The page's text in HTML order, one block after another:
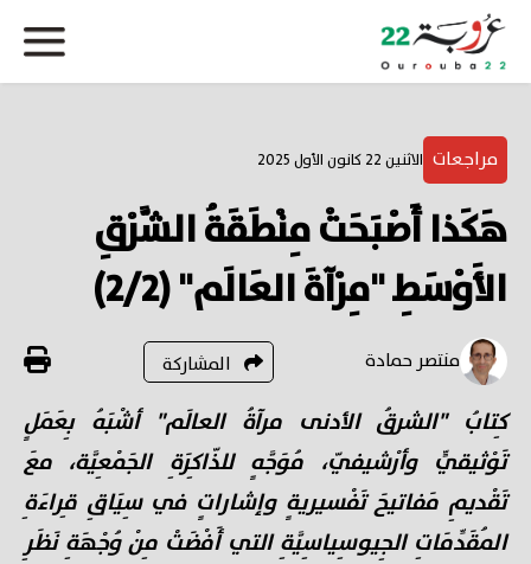
مراجعات الاثنين 22 كانون الأول 2025
هَكَذا أَصْبَحَتْ مِنْطَقَةُ الشَّرْقِ
الأَوْسَطِ "مِرْآةَ العَالَم" (2/2)
منتصر حمادة المشاركة
كِتابُ"الشرقُ الأدنى مرآةُ العالَم" أشْبَهُ بِعَمَلٍ
تَوْثيقيٍّ وأرْشيفيّ، مُوَجَّهٍ للذّاكِرَةِ الجَمْعِيَّة، معَ
تَقْديمِ مَفاتيحَ تَفْسيريةٍ وإشاراتٍ في سِيَاقِ قِراءَةِ
المُقَدِّمَاتِ الجِيوسِياسِيَّةِ التي أَفْضَتْ مِنْ وُجْهَةِ نَظَرِ